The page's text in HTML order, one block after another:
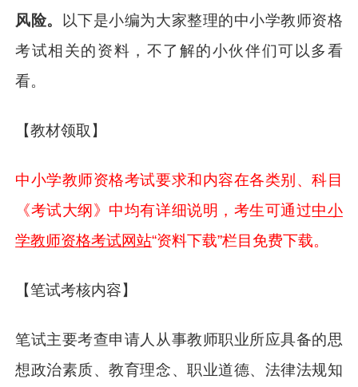
风险。 以下是小编为大家整理的中小学教师资格
考试相关的资料，不了解的小伙伴们可以多看
看。
【教材领取】
中小学教师资格考试要求和内容在各类别、科目
《考试大纲》中均有详细说明，考生可通过中小
学教师资格考试网站“资料下载”栏目免费下载。
【笔试考核内容】
笔试主要考查申请人从事教师职业所应具备的思
想政治素质、教育理念、职业道德、法律法规知